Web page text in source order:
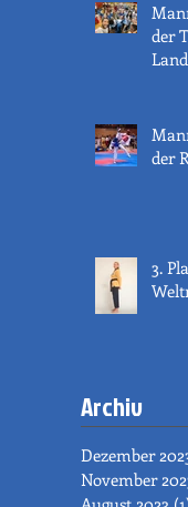
der
der
3.
Archiv
Dezember
November